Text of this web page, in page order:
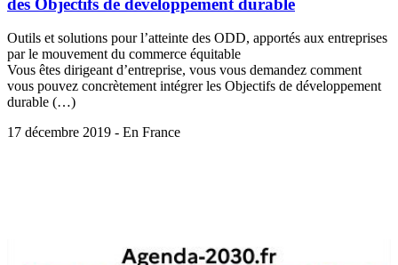
Outils et solutions pour l’atteinte des ODD, apportés aux entreprises
par le mouvement du commerce équitable
Vous êtes dirigeant d’entreprise, vous vous demandez comment
vous pouvez concrètement intégrer les Objectifs de développement
durable (…)
17 décembre 2019 - En France